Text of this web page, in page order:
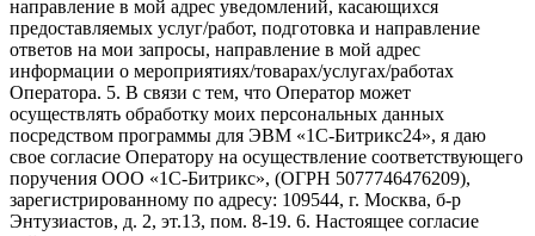
направление в мой адрес уведомлений, касающихся
предоставляемых услуг/работ, подготовка и направление
ответов на мои запросы, направление в мой адрес
информации о мероприятиях/товарах/услугах/работах
Оператора. 5. В связи с тем, что Оператор может
осуществлять обработку моих персональных данных
посредством программы для ЭВМ «1С-Битрикс24», я даю
свое согласие Оператору на осуществление соответствующего
поручения ООО «1С-Битрикс», (ОГРН 5077746476209),
зарегистрированному по адресу: 109544, г. Москва, б-р
Энтузиастов, д. 2, эт.13, пом. 8-19. 6. Настоящее согласие